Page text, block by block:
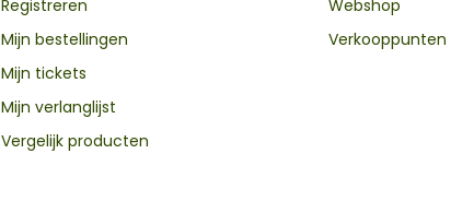
Registreren
Mijn bestellingen
Mijn tickets
Mijn verlanglijst
Vergelijk producten
Webshop
Verkooppunten